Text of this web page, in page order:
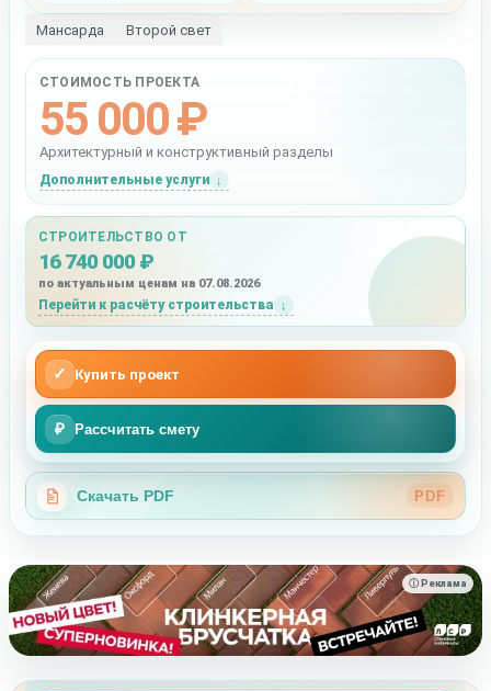
Мансарда Второй свет
СТОИМОСТЬ ПРОЕКТА
55 000 ₽
Архитектурный и конструктивный разделы
Дополнительные услуги
СТРОИТЕЛЬСТВО ОТ
16 740 000 ₽
по актуальным ценам на 07.08.2026
Перейти к расчёту строительства
✓ Купить проект
₽ Рассчитать смету
Скачать PDF PDF
ⓘ Реклама